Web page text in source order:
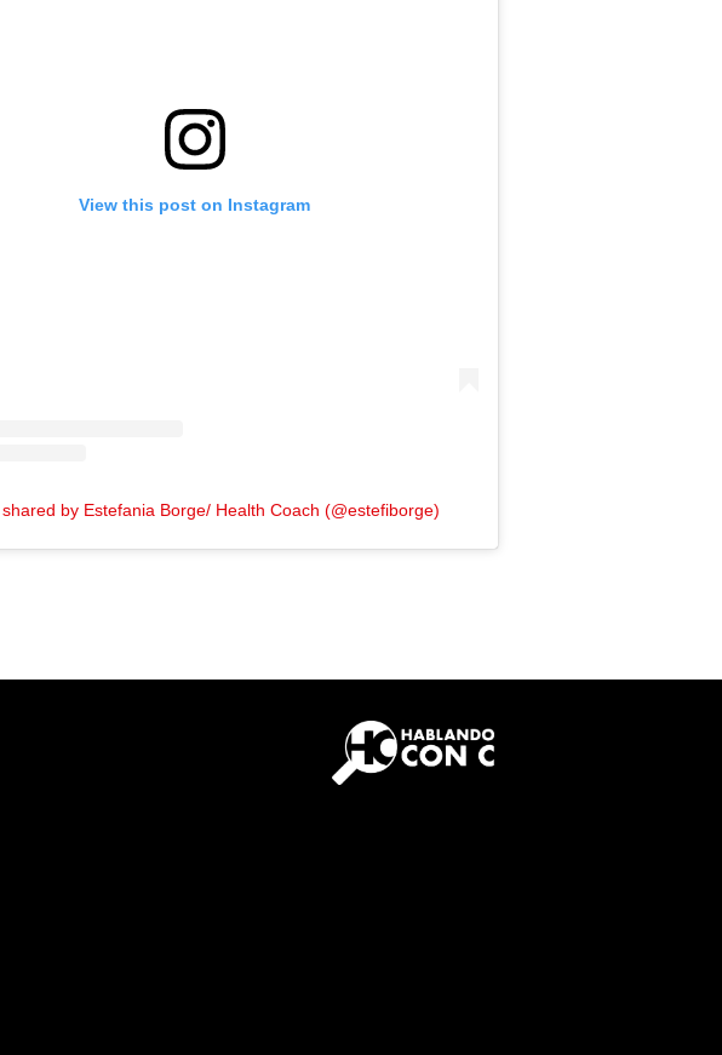
View this post on Instagram
by Estefania Borge/ Health Coach (@estefiborge)